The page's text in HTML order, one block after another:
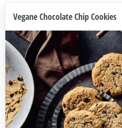
Vegane Chocolate Chip Cookies